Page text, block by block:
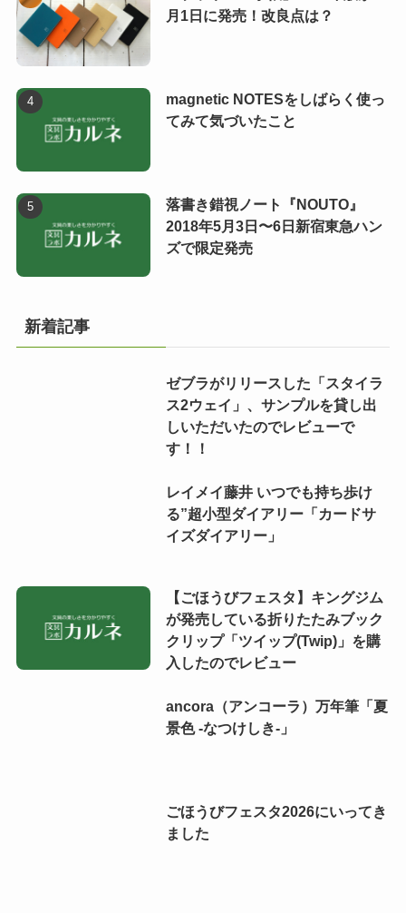
月1日に発売！改良点は？
magnetic NOTESをしばらく使っ
てみて気づいたこと
落書き錯視ノート『NOUTO』
2018年5月3日〜6日新宿東急ハン
ズで限定発売
新着記事
ゼブラがリリースした「スタイラ
ス2ウェイ」、サンプルを貸し出
しいただいたのでレビューで
す！！
レイメイ藤井 いつでも持ち歩け
る”超小型ダイアリー「カードサ
イズダイアリー」
【ごほうびフェスタ】キングジム
が発売している折りたたみブック
クリップ「ツイップ(Twip)」を購
入したのでレビュー
ancora（アンコーラ）万年筆「夏
景色 -なつけしき-」
ごほうびフェスタ2026にいってき
ました